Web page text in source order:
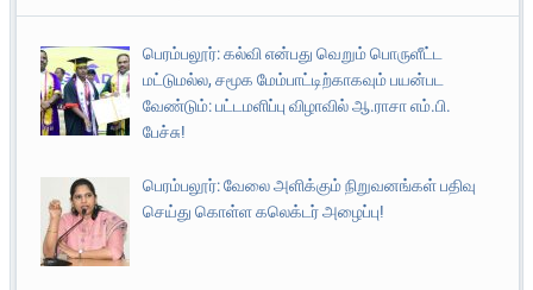
பெரம்பலூர்: கல்வி என்பது வெறும் பொருளீட்ட
மட்டுமல்ல, சமூக மேம்பாட்டிற்காகவும் பயன்பட
வேண்டும்: பட்டமளிப்பு விழாவில் ஆ.ராசா எம்.பி.
பேச்சு!
பெரம்பலூர்: வேலை அளிக்கும் நிறுவனங்கள் பதிவு
செய்து கொள்ள கலெக்டர் அழைப்பு!